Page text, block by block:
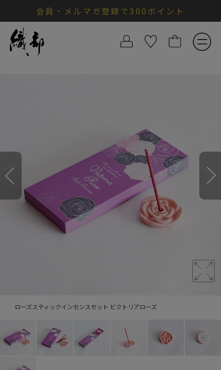
会員・メルマガ登録で300ポイント
ローズスティックインセンスセット ビクトリアローズ